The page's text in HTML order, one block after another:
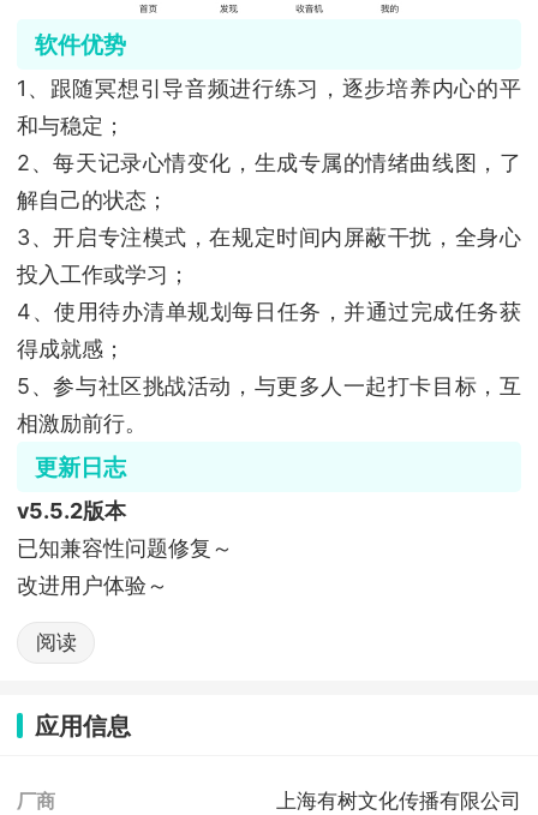
软件优势
1、跟随冥想引导音频进行练习，逐步培养内心的平
和与稳定；
2、每天记录心情变化，生成专属的情绪曲线图，了
解自己的状态；
3、开启专注模式，在规定时间内屏蔽干扰，全身心
投入工作或学习；
4、使用待办清单规划每日任务，并通过完成任务获
得成就感；
5、参与社区挑战活动，与更多人一起打卡目标，互
相激励前行。
更新日志
v5.5.2版本
已知兼容性问题修复～
改进用户体验～
阅读
应用信息
厂商 上海有树文化传播有限公司